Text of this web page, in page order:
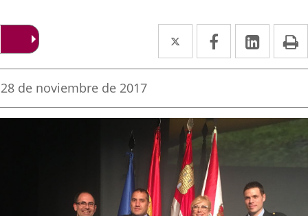
Twitter
Enlace
a
aplicación
externa.
Facebook
Enlace
a
aplicación
externa.
Enlace
a
Fecha
la
28 de noviembre de 2017